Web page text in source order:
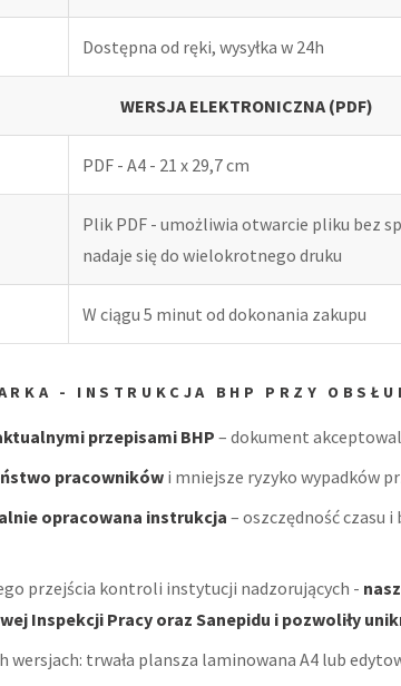
Dostępna od ręki, wysyłka w 24h
WERSJA ELEKTRONICZNA (PDF)
PDF - A4 - 21 x 29,7 cm
Plik PDF - umożliwia otwarcie pliku bez
nadaje się do wielokrotnego druku
W ciągu 5 minut od dokonania zakupu
- INSTRUKCJA BHP PRZY
przepisami BHP– dokument
pracowników i mniejsze ryzyko wypadków
opracowana instrukcja – oszczędność czasu
przejścia kontroli instytucji nadzorujących -
Inspekcji Pracy oraz Sanepidu i pozwoliły
wersjach: trwała plansza laminowana A4 lub